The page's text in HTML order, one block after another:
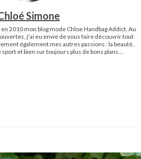
Simone
2010 mon blog mode Chloe Handbag Addict. Au
j'ai eu envie de vous faire découvrir tout
également mes autres passions : la beauté,
sport et bien sur toujours plus de bons plans...